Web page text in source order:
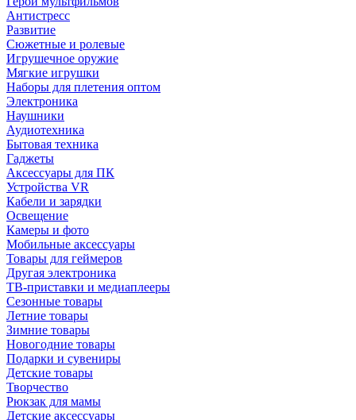
Антистресс
Развитие
Сюжетные и ролевые
Игрушечное оружие
Мягкие игрушки
Наборы для плетения оптом
Электроника
Наушники
Аудиотехника
Бытовая техника
Гаджеты
Аксессуары для ПК
Устройства VR
Кабели и зарядки
Освещение
Камеры и фото
Мобильные аксессуары
Товары для геймеров
Другая электроника
ТВ-приставки и медиаплееры
Сезонные товары
Летние товары
Зимние товары
Новогодние товары
Подарки и сувениры
Детские товары
Творчество
Рюкзак для мамы
Детские аксессуары